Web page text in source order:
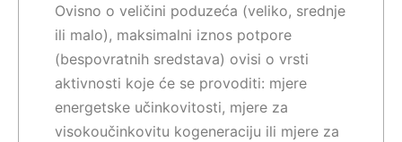
Ovisno o veličini poduzeća (veliko, srednje
ili malo), maksimalni iznos potpore
(bespovratnih sredstava) ovisi o vrsti
aktivnosti koje će se provoditi: mjere
energetske učinkovitosti, mjere za
visokoučinkovitu kogeneraciju ili mjere za